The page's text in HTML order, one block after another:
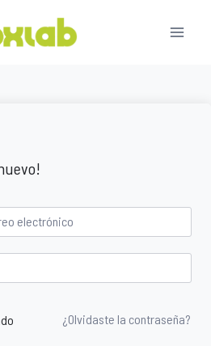
¿Olvidaste la contraseña?